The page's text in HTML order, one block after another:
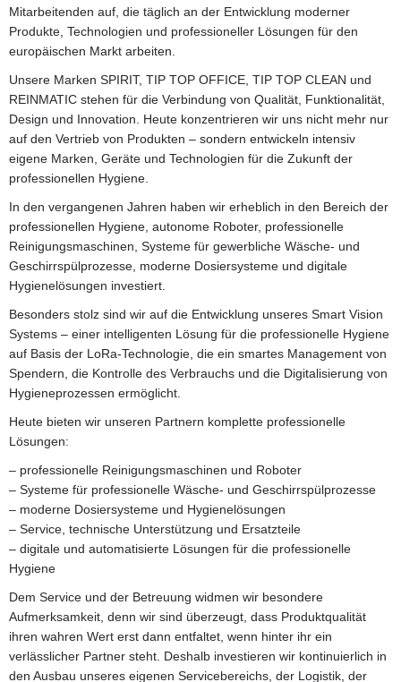
Mitarbeitenden auf, die täglich an der Entwicklung moderner
Produkte, Technologien und professioneller Lösungen für den
europäischen Markt arbeiten.
Unsere Marken SPIRIT, TIP TOP OFFICE, TIP TOP CLEAN und
REINMATIC stehen für die Verbindung von Qualität, Funktionalität,
Design und Innovation. Heute konzentrieren wir uns nicht mehr nur
auf den Vertrieb von Produkten – sondern entwickeln intensiv
eigene Marken, Geräte und Technologien für die Zukunft der
professionellen Hygiene.
In den vergangenen Jahren haben wir erheblich in den Bereich der
professionellen Hygiene, autonome Roboter, professionelle
Reinigungsmaschinen, Systeme für gewerbliche Wäsche- und
Geschirrspülprozesse, moderne Dosiersysteme und digitale
Hygienelösungen investiert.
Besonders stolz sind wir auf die Entwicklung unseres Smart Vision
Systems – einer intelligenten Lösung für die professionelle Hygiene
auf Basis der LoRa-Technologie, die ein smartes Management von
Spendern, die Kontrolle des Verbrauchs und die Digitalisierung von
Hygieneprozessen ermöglicht.
Heute bieten wir unseren Partnern komplette professionelle
Lösungen:
– professionelle Reinigungsmaschinen und Roboter
– Systeme für professionelle Wäsche- und Geschirrspülprozesse
– moderne Dosiersysteme und Hygienelösungen
– Service, technische Unterstützung und Ersatzteile
– digitale und automatisierte Lösungen für die professionelle
Hygiene
Dem Service und der Betreuung widmen wir besondere
Aufmerksamkeit, denn wir sind überzeugt, dass Produktqualität
ihren wahren Wert erst dann entfaltet, wenn hinter ihr ein
verlässlicher Partner steht. Deshalb investieren wir kontinuierlich in
den Ausbau unseres eigenen Servicebereichs, der Logistik, der